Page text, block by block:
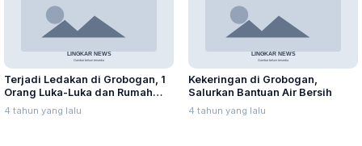
Terjadi Ledakan di Grobogan, 1
Orang Luka-Luka dan Rumah
Rusak
4 tahun yang lalu
Kekeringan di Grobogan,
Salurkan Bantuan Air Bersih
4 tahun yang lalu